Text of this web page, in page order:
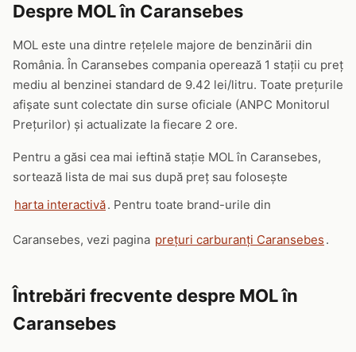
Despre MOL în Caransebes
MOL este una dintre rețelele majore de benzinării din
România. În Caransebes compania operează 1 stații cu preț
mediu al benzinei standard de 9.42 lei/litru. Toate prețurile
afișate sunt colectate din surse oficiale (ANPC Monitorul
Prețurilor) și actualizate la fiecare 2 ore.
Pentru a găsi cea mai ieftină stație MOL în Caransebes,
sortează lista de mai sus după preț sau folosește
harta interactivă. Pentru toate brand-urile din
Caransebes, vezi pagina prețuri carburanți Caransebes .
Întrebări frecvente despre MOL în
Caransebes